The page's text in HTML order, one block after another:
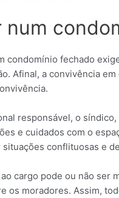
num
condomínio fechado
Afinal, a convivência
responsável, o
e cuidados com o
conflituosas e
cargo pode ou não ser
os moradores. Assim,